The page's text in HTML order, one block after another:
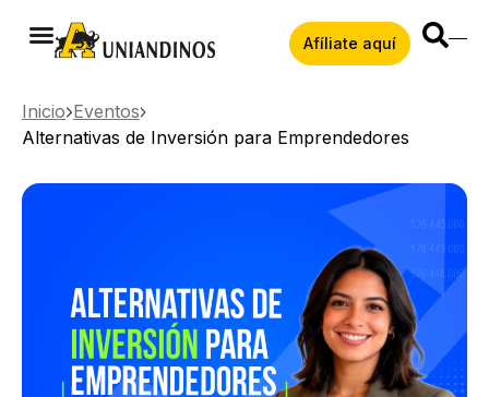
Afíliate aquí
Inicio Eventos
Alternativas de Inversión para Emprendedores